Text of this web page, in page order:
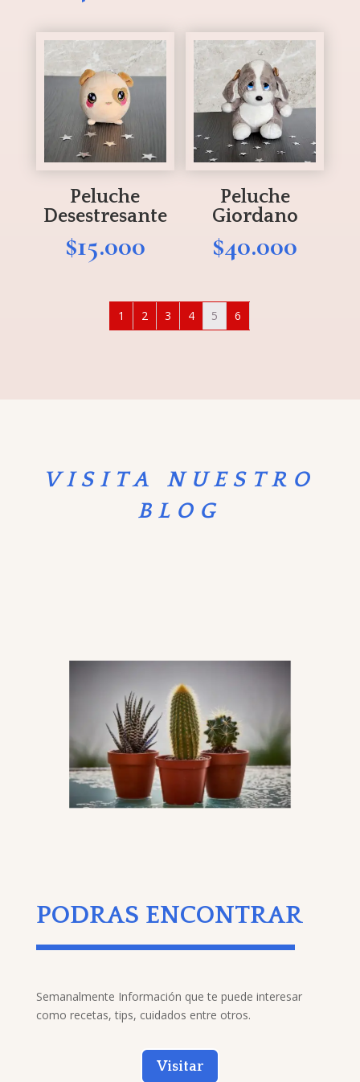
Peluche
Desestresante
$15.000
Peluche
Giordano
$40.000
1 2 3 4 5 6
VISITA NUESTRO
BLOG
PODRAS ENCONTRAR
Semanalmente Información que te puede interesar
como recetas, tips, cuidados entre otros.
Visitar